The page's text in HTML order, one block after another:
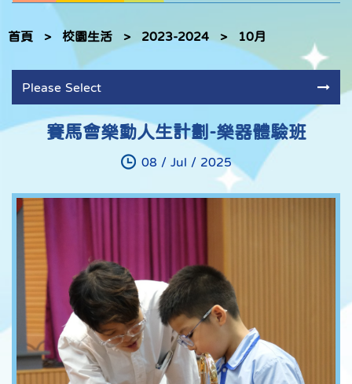
首頁 > 校園生活 > 2023-2024 > 10月
Please Select
賽馬會樂動人生計劃-樂器體驗班
08 / Jul / 2025